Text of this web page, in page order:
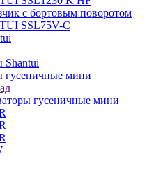
с бортовым поворотом
SSL75V-C
Shantui
гусеничные мини
гусеничные мини